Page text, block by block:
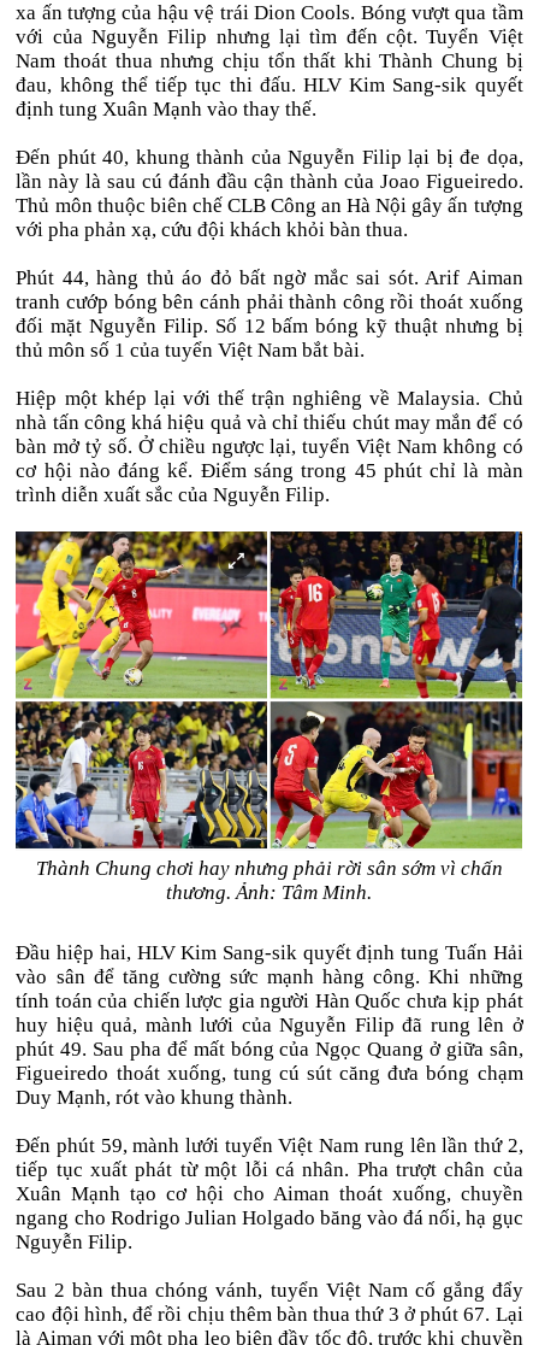
xa ấn tượng của hậu vệ trái Dion Cools. Bóng vượt qua tầm
với của Nguyễn Filip nhưng lại tìm đến cột. Tuyển Việt
Nam thoát thua nhưng chịu tổn thất khi Thành Chung bị
đau, không thể tiếp tục thi đấu. HLV Kim Sang-sik quyết
định tung Xuân Mạnh vào thay thế.
Đến phút 40, khung thành của Nguyễn Filip lại bị đe dọa,
lần này là sau cú đánh đầu cận thành của Joao Figueiredo.
Thủ môn thuộc biên chế CLB Công an Hà Nội gây ấn tượng
với pha phản xạ, cứu đội khách khỏi bàn thua.
Phút 44, hàng thủ áo đỏ bất ngờ mắc sai sót. Arif Aiman
tranh cướp bóng bên cánh phải thành công rồi thoát xuống
đối mặt Nguyễn Filip. Số 12 bấm bóng kỹ thuật nhưng bị
thủ môn số 1 của tuyển Việt Nam bắt bài.
Hiệp một khép lại với thế trận nghiêng về Malaysia. Chủ
nhà tấn công khá hiệu quả và chỉ thiếu chút may mắn để có
bàn mở tỷ số. Ở chiều ngược lại, tuyển Việt Nam không có
cơ hội nào đáng kể. Điểm sáng trong 45 phút chỉ là màn
trình diễn xuất sắc của Nguyễn Filip.
Thành Chung chơi hay nhưng phải rời sân sớm vì chấn
thương. Ảnh: Tâm Minh.
Đầu hiệp hai, HLV Kim Sang-sik quyết định tung Tuấn Hải
vào sân để tăng cường sức mạnh hàng công. Khi những
tính toán của chiến lược gia người Hàn Quốc chưa kịp phát
huy hiệu quả, mành lưới của Nguyễn Filip đã rung lên ở
phút 49. Sau pha để mất bóng của Ngọc Quang ở giữa sân,
Figueiredo thoát xuống, tung cú sút căng đưa bóng chạm
Duy Mạnh, rót vào khung thành.
Đến phút 59, mành lưới tuyển Việt Nam rung lên lần thứ 2,
tiếp tục xuất phát từ một lỗi cá nhân. Pha trượt chân của
Xuân Mạnh tạo cơ hội cho Aiman thoát xuống, chuyền
ngang cho Rodrigo Julian Holgado băng vào đá nối, hạ gục
Nguyễn Filip.
Sau 2 bàn thua chóng vánh, tuyển Việt Nam cố gắng đẩy
cao đội hình, để rồi chịu thêm bàn thua thứ 3 ở phút 67. Lại
là Aiman với một pha leo biên đầy tốc độ, trước khi chuyền